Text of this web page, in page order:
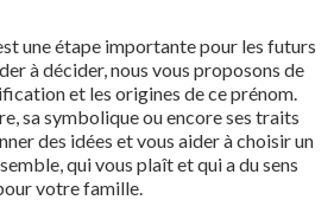
une étape importante pour les futurs
à décider, nous vous proposons de
et les origines de ce prénom.
sa symbolique ou encore ses traits
des idées et vous aider à choisir un
qui vous plaît et qui a du sens
votre famille.